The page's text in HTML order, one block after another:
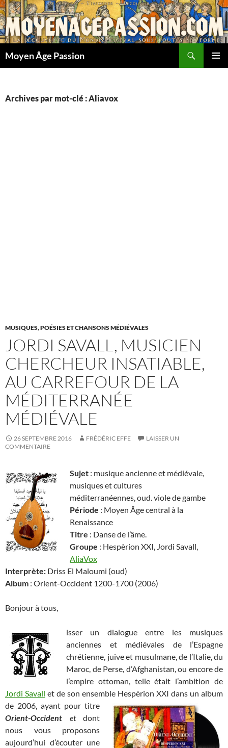
Aller
au
contenu
Moyen Âge Passion
Archives par mot-clé : Aliavox
MUSIQUES, POÉSIES ET CHANSONS MÉDIÉVALES
JORDI SAVALL, MUSICIEN
CHERCHEUR INSATIABLE,
AU CARREFOUR DE LA
MÉDITERRANÉE
MÉDIÉVALE
26 SEPTEMBRE 2016 FRÉDÉRIC EFFE
LAISSER UN
COMMENTAIRE
Sujet : musique ancienne et médiévale,
musiques et cultures
méditerranéennes, oud. viole de gambe
Période : Moyen Âge central à la
Renaissance
Titre : Danse de l’âme.
Groupe : Hespèrion XXI, Jordi Savall,
AliaVox
Interprète: Driss El Maloumi (oud)
Album : Orient-Occident 1200-1700 (2006)
Bonjour à tous,
isser un dialogue entre les musiques
anciennes et médiévales de l’Espagne
chrétienne, juive et musulmane, de l’Italie, du
Maroc, de Perse, d’Afghanistan, ou encore de
l’empire ottoman, telle était l’ambition de
Jordi Savall et de son ensemble Hespèrion XXI dans un album
de 2006, ayant pour titre
Orient-Occident et dont
nous vous proposons
aujourd’hui d’écouter une